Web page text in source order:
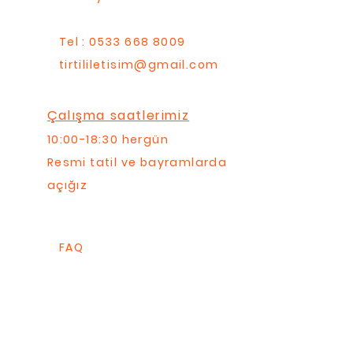
Tel : 0533 668 8009
tirtililetisim@gmail.com
Çalışma saatlerimiz
10:00-18:30 hergün
Resmi tatil ve bayramlarda
açığız
FAQ